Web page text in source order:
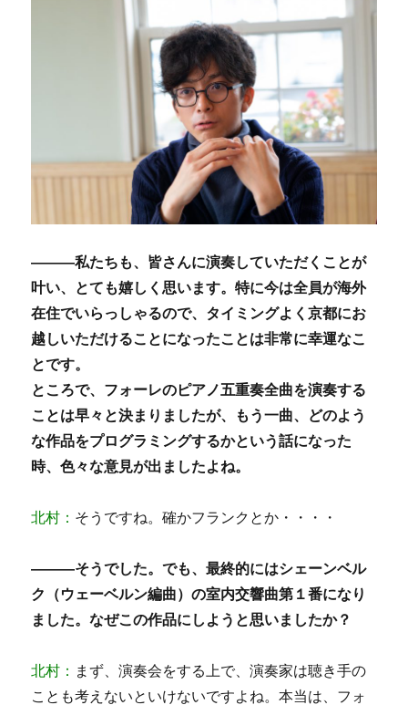
―――私たちも、皆さんに演奏していただくことが
叶い、とても嬉しく思います。特に今は全員が海外
在住でいらっしゃるので、タイミングよく京都にお
越しいただけることになったことは非常に幸運なこ
とです。
ところで、フォーレのピアノ五重奏全曲を演奏する
ことは早々と決まりましたが、もう一曲、どのよう
な作品をプログラミングするかという話になった
時、色々な意見が出ましたよね。
北村： そうですね。確かフランクとか・・・・
―――そうでした。でも、最終的にはシェーンベル
ク（ウェーベルン編曲）の室内交響曲第１番になり
ました。なぜこの作品にしようと思いましたか？
北村： まず、演奏会をする上で、演奏家は聴き手の
ことも考えないといけないですよね。本当は、フォ